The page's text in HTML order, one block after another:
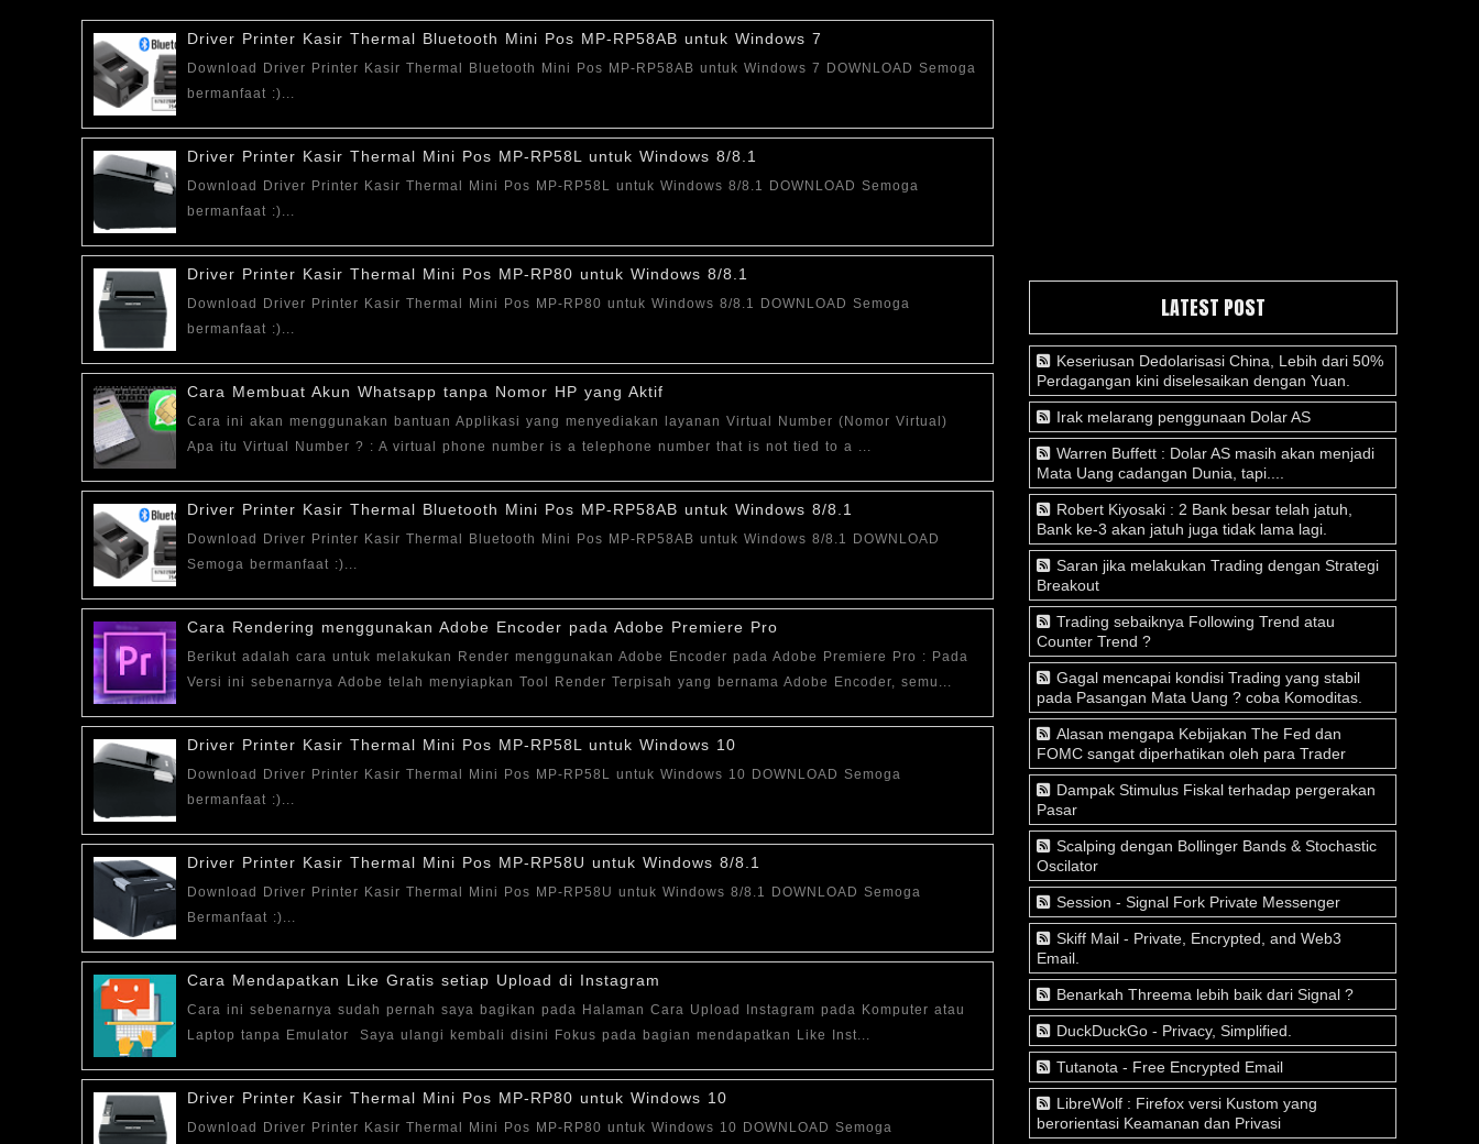
Driver Printer Kasir Thermal Bluetooth Mini Pos MP-RP58AB untuk Windows 7
Download Driver Printer Kasir Thermal Bluetooth Mini Pos MP-RP58AB untuk Windows 7 DOWNLOAD Semoga
bermanfaat :)...
Driver Printer Kasir Thermal Mini Pos MP-RP58L untuk Windows 8/8.1
Download Driver Printer Kasir Thermal Mini Pos MP-RP58L untuk Windows 8/8.1 DOWNLOAD Semoga
bermanfaat :)...
Driver Printer Kasir Thermal Mini Pos MP-RP80 untuk Windows 8/8.1
Download Driver Printer Kasir Thermal Mini Pos MP-RP80 untuk Windows 8/8.1 DOWNLOAD Semoga
bermanfaat :)...
Cara Membuat Akun Whatsapp tanpa Nomor HP yang Aktif
Cara ini akan menggunakan bantuan Applikasi yang menyediakan layanan Virtual Number (Nomor Virtual)
Apa itu Virtual Number ? : A virtual phone number is a telephone number that is not tied to a ...
Driver Printer Kasir Thermal Bluetooth Mini Pos MP-RP58AB untuk Windows 8/8.1
Download Driver Printer Kasir Thermal Bluetooth Mini Pos MP-RP58AB untuk Windows 8/8.1 DOWNLOAD
Semoga bermanfaat :)...
Cara Rendering menggunakan Adobe Encoder pada Adobe Premiere Pro
Berikut adalah cara untuk melakukan Render menggunakan Adobe Encoder pada Adobe Premiere Pro : Pada
Versi ini sebenarnya Adobe telah menyiapkan Tool Render Terpisah yang bernama Adobe Encoder, semu...
Driver Printer Kasir Thermal Mini Pos MP-RP58L untuk Windows 10
Download Driver Printer Kasir Thermal Mini Pos MP-RP58L untuk Windows 10 DOWNLOAD Semoga
bermanfaat :)...
Driver Printer Kasir Thermal Mini Pos MP-RP58U untuk Windows 8/8.1
Download Driver Printer Kasir Thermal Mini Pos MP-RP58U untuk Windows 8/8.1 DOWNLOAD Semoga
Bermanfaat :)...
Cara Mendapatkan Like Gratis setiap Upload di Instagram
Cara ini sebenarnya sudah pernah saya bagikan pada Halaman Cara Upload Instagram pada Komputer atau
Laptop tanpa Emulator Saya ulangi kembali disini Fokus pada bagian mendapatkan Like Inst...
Driver Printer Kasir Thermal Mini Pos MP-RP80 untuk Windows 10
Download Driver Printer Kasir Thermal Mini Pos MP-RP80 untuk Windows 10 DOWNLOAD Semoga
LATEST POST
Keseriusan Dedolarisasi China, Lebih dari 50%
Perdagangan kini diselesaikan dengan Yuan.
Irak melarang penggunaan Dolar AS
Warren Buffett : Dolar AS masih akan menjadi
Mata Uang cadangan Dunia, tapi....
Robert Kiyosaki : 2 Bank besar telah jatuh,
Bank ke-3 akan jatuh juga tidak lama lagi.
Saran jika melakukan Trading dengan Strategi
Breakout
Trading sebaiknya Following Trend atau
Counter Trend ?
Gagal mencapai kondisi Trading yang stabil
pada Pasangan Mata Uang ? coba Komoditas.
Alasan mengapa Kebijakan The Fed dan
FOMC sangat diperhatikan oleh para Trader
Dampak Stimulus Fiskal terhadap pergerakan
Pasar
Scalping dengan Bollinger Bands & Stochastic
Oscilator
Session - Signal Fork Private Messenger
Skiff Mail - Private, Encrypted, and Web3
Email.
Benarkah Threema lebih baik dari Signal ?
DuckDuckGo - Privacy, Simplified.
Tutanota - Free Encrypted Email
LibreWolf : Firefox versi Kustom yang
berorientasi Keamanan dan Privasi